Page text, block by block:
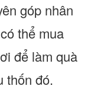
góp nhân
thể mua
để làm quà
thốn đó.